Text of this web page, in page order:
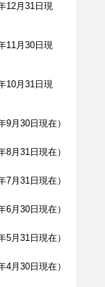
12月31日現
11月30日現
10月31日現
9月30日現在）
8月31日現在）
7月31日現在）
6月30日現在）
5月31日現在）
4月30日現在）